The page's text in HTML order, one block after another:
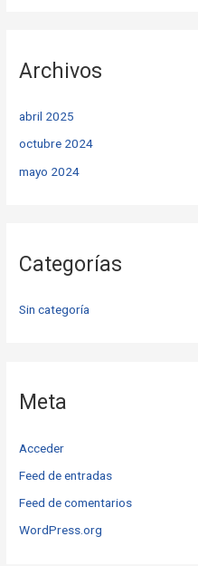
Archivos
abril 2025
octubre 2024
mayo 2024
Categorías
Sin categoría
Meta
Acceder
Feed de entradas
Feed de comentarios
WordPress.org